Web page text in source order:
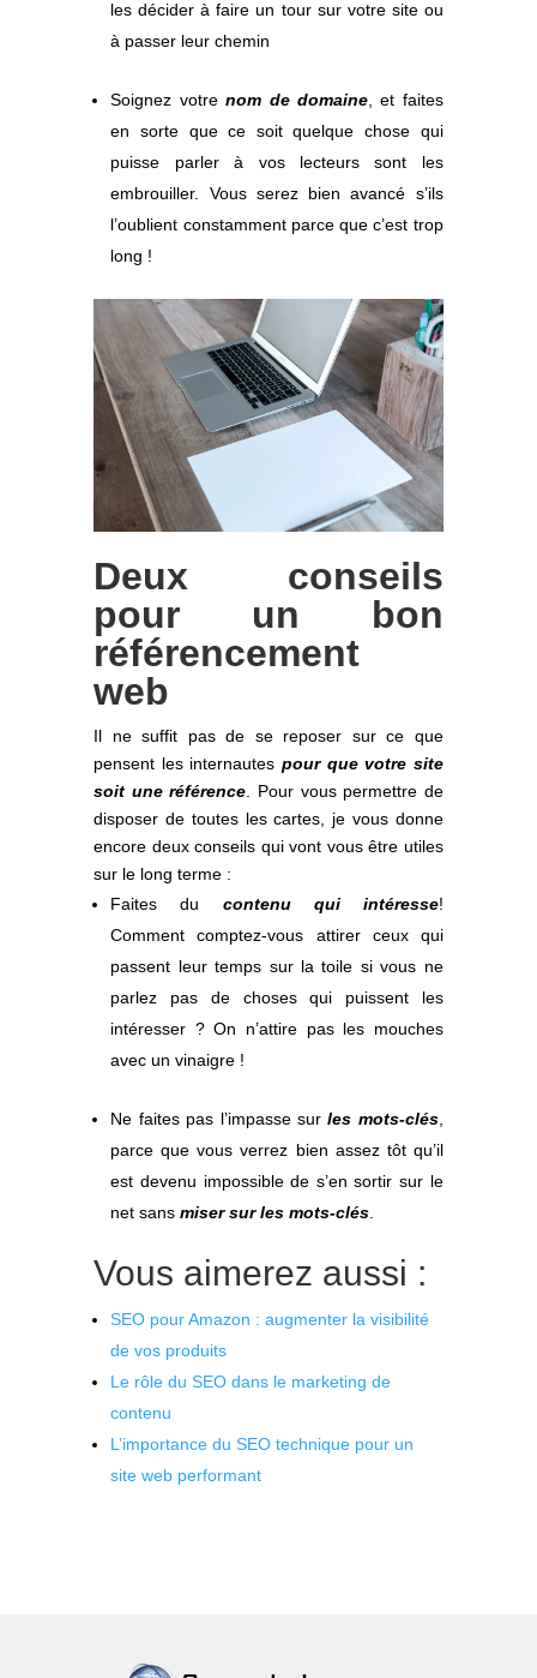
les décider à faire un tour sur votre site ou
à passer leur chemin
Soignez votrenom de domaine, et faites
en sorte que ce soit quelque chose qui
puisse parler à vos lecteurs sont les
embrouiller. Vous serez bien avancé s’ils
l’oublient constamment parce que c’est trop
long !
Deux conseils
pour un bon
référencement
web
Il ne suffit pas de se reposer sur ce que
pensent les internautes pour que votre site
soit une référence. Pour vous permettre de
disposer de toutes les cartes, je vous donne
encore deux conseils qui vont vous être utiles
sur le long terme :
Faites du contenu qui intéresse!
Comment comptez-vous attirer ceux qui
passent leur temps sur la toile si vous ne
parlez pas de choses qui puissent les
intéresser ? On n’attire pas les mouches
avec un vinaigre !
Ne faites pas l’impasse surles mots-clés,
parce que vous verrez bien assez tôt qu’il
est devenu impossible de s’en sortir sur le
net sansmiser sur les mots-clés.
Vous aimerez aussi :
SEO pour Amazon : augmenter la visibilité
de vos produits
Le rôle du SEO dans le marketing de
contenu
L’importance du SEO technique pour un
site web performant